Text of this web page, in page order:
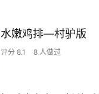
水嫩鸡排—村驴版
评分 8.1 8 人做过